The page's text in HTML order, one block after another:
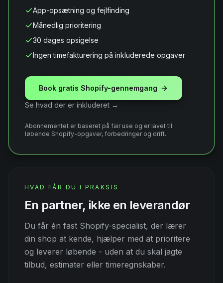
App-opsætning og fejlfinding
Månedlig prioritering
30 dages opsigelse
Ingen timefakturering på inkluderede opgaver
Book gratis Shopify-gennemgang
Se hvad der er inkluderet →
Abonnementet er baseret på fair use og er lavet til
løbende Shopify-opgaver, forbedringer og drift.
HVAD FÅR DU I PRAKSIS
En partner, ikke en leverandør
Du får én fast Shopify-specialist, der lærer
din shop at kende, hjælper med at prioritere
og leverer løbende - uden at du skal jagte
tilbud, estimater eller timeregnskaber.